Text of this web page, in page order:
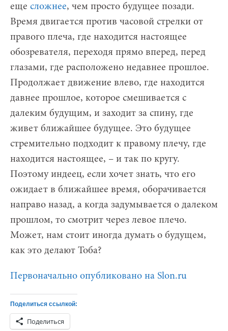
еще сложнее, чем просто будущее позади.
Время двигается против часовой стрелки от
правого плеча, где находится настоящее
обозревателя, переходя прямо вперед, перед
глазами, где расположено недавнее прошлое.
Продолжает движение влево, где находится
давнее прошлое, которое смешивается с
далеким будущим, и заходит за спину, где
живет ближайшее будущее. Это будущее
стремительно подходит к правому плечу, где
находится настоящее, – и так по кругу.
Поэтому индеец, если хочет знать, что его
ожидает в ближайшее время, оборачивается
направо назад, а когда задумывается о далеком
прошлом, то смотрит через левое плечо.
Может, нам стоит иногда думать о будущем,
как это делают Тоба?
Первоначально опубликовано на Slon.ru
Поделиться ссылкой:
Поделиться